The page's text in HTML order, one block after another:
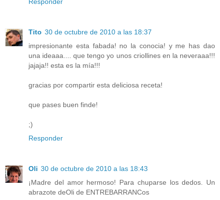
Tito 30 de octubre de 2010 a las 18:37
impresionante esta fabada! no la conocia! y me has dao
una ideaaa.... que tengo yo unos criollines en la neveraaa!!!
jajaja!! esta es la mía!!!
gracias por compartir esta deliciosa receta!
que pases buen finde!
;)
Responder
Oli 30 de octubre de 2010 a las 18:43
¡Madre del amor hermoso! Para chuparse los dedos. Un
abrazote deOli de ENTREBARRANCos